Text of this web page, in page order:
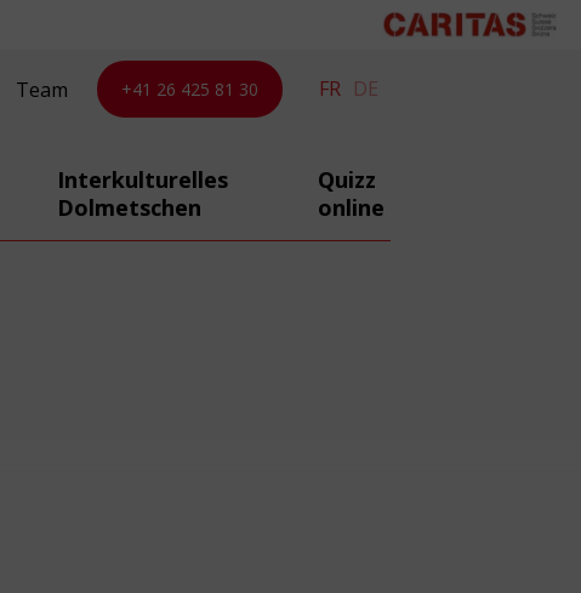
Team +41 26 425 81 30 FR DE
Interkulturelles
Dolmetschen
Quizz
online